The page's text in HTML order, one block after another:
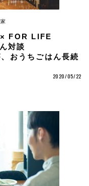
FOR LIFE
対談
おうちごはん長続
2020/05/22